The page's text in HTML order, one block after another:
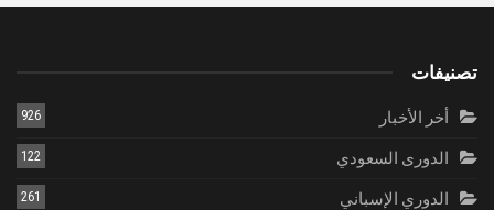
تصنيفات
أخر الأخبار 926
الدورى السعودي 122
الدوري الإسباني 261